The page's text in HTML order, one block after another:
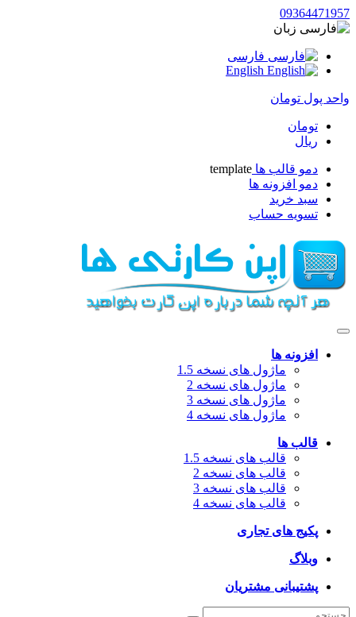
09364471957
زبان
فارسی
واحد پول تومان
تومان
ریال
دمو قالب ها template
دمو افزونه ها
سبد خرید
تسویه حساب
افزونه ها
ماژول های نسخه 1.5
ماژول های نسخه 2
ماژول های نسخه 3
ماژول های نسخه 4
قالب ها
قالب های نسخه 1.5
قالب های نسخه 2
قالب های نسخه 3
قالب های نسخه 4
پکیج های تجاری
وبلاگ
پشتیبانی مشتریان